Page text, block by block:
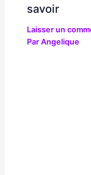
savoir
Laisser un
ParAngelique